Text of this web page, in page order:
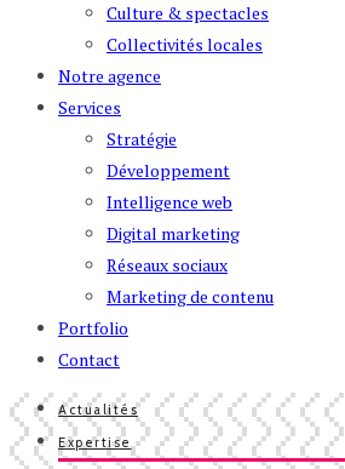
Culture & spectacles
Collectivités locales
Notre agence
Services
Stratégie
Développement
Intelligence web
Digital marketing
Réseaux sociaux
Marketing de contenu
Portfolio
Contact
Actualités
Expertise